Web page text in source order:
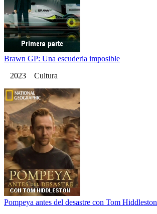
Brawn GP: Una escuderia imposible
2023 Cultura
Pompeya antes del desastre con Tom Hiddleston